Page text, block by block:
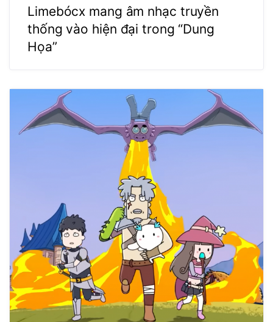
Limebócx mang âm nhạc truyền
thống vào hiện đại trong “Dung
Họa”